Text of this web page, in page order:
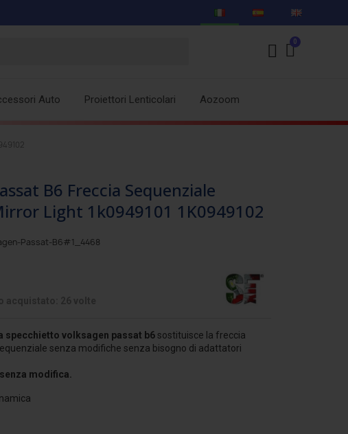
Auto Proiettori Lenticolari Aozoom
B6 Freccia Sequenziale
Light 1k0949101 1K0949102
Passat-B6#1_4468
specchietto volksagen passat b6 sostituisce la freccia
senza modifiche senza bisogno di adattatori
modifica.